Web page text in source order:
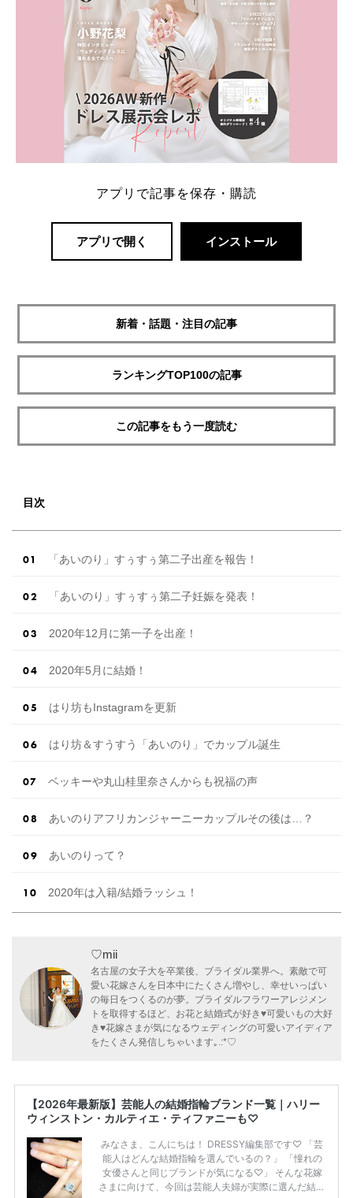
アプリで記事を保存・購読
アプリで開く インストール
新着・話題・注目の記事
ランキングTOP100の記事
この記事をもう一度読む
目次
「あいのり」すぅすぅ第二子出産を報告！
「あいのり」すぅすぅ第二子妊娠を発表！
2020年12月に第一子を出産！
2020年5月に結婚！
はり坊もInstagramを更新
はり坊＆すうすう「あいのり」でカップル誕生
ベッキーや丸山桂里奈さんからも祝福の声
あいのりアフリカンジャーニーカップルその後は…？
あいのりって？
2020年は入籍/結婚ラッシュ！
♡mii
名古屋の女子大を卒業後、ブライダル業界へ。素敵で可
愛い花嫁さんを日本中にたくさん増やし、幸せいっぱい
の毎日をつくるのが夢。ブライダルフラワーアレジメン
トを取得するほど、お花と結婚式が好き♥可愛いもの大好
き♥花嫁さまが気になるウェディングの可愛いアイディア
をたくさん発信しちゃいます｡.:*♡
【2026年最新版】芸能人の結婚指輪ブランド一覧｜ハリー
ウィンストン・カルティエ・ティファニーも♡
みなさま、こんにちは！ DRESSY編集部です♡ 「芸
能人はどんな結婚指輪を選んでいるの？」 「憧れの
女優さんと同じブランドが気になる♡」 そんな花嫁
さまに向けて、今回は芸能人夫婦が実際に選んだ結婚